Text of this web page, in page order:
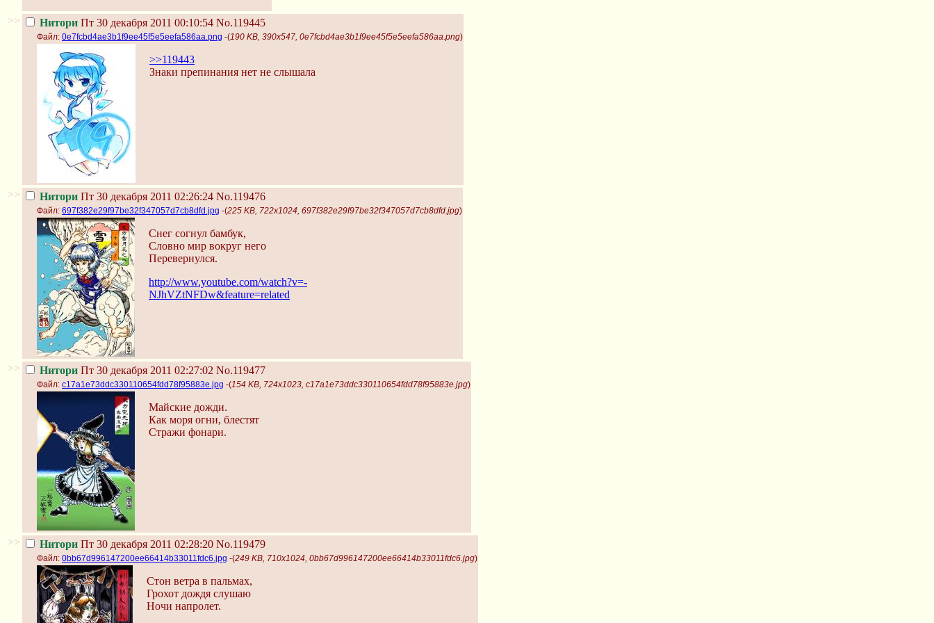
>> Нитори Пт 30 декабря 2011 00:10:54 No.119445
Файл: 0e7fcbd4ae3b1f9ee45f5e5eefa586aa.png -(190 KB, 390x547, 0e7fcbd4ae3b1f9ee45f5e5eefa586aa.png)
>>119443
Знаки препинания нет не слышалa
>> Нитори Пт 30 декабря 2011 02:26:24 No.119476
Файл: 697f382e29f97be32f347057d7cb8dfd.jpg -(225 KB, 722x1024, 697f382e29f97be32f347057d7cb8dfd.jpg)
Снег согнул бамбук,
Словно мир вокруг него
Перевернулся.
http://www.youtube.com/watch?v=-
NJhVZtNFDw&feature=related
>> Нитори Пт 30 декабря 2011 02:27:02 No.119477
Файл: c17a1e73ddc330110654fdd78f95883e.jpg -(154 KB, 724x1023, c17a1e73ddc330110654fdd78f95883e.jpg)
Майские дожди.
Как моря огни, блестят
Стражи фонари.
>> Нитори Пт 30 декабря 2011 02:28:20 No.119479
Файл: 0bb67d996147200ee66414b33011fdc6.jpg -(249 KB, 710x1024, 0bb67d996147200ee66414b33011fdc6.jpg)
Стон ветра в пальмах,
Грохот дождя слушаю
Ночи напролет.